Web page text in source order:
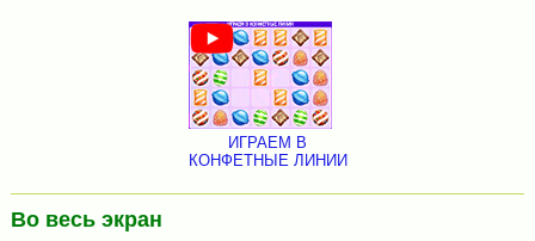
ИГРАЕМ В
КОНФЕТНЫЕ ЛИНИИ
Во весь экран